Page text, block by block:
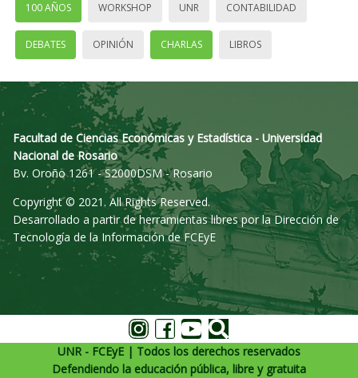
100 AÑOS WORKSHOP UNR CONTABILIDAD
DEBATES OPINIÓN CHARLAS LIBROS
Facultad de Ciencias Económicas y Estadística - Universidad
Nacional de Rosario
Bv. Oroño 1261 - S2000DSM - Rosario
Copyright © 2021. All Rights Reserved.
Desarrollado a partir de herramientas libres por la Dirección de
Tecnología de la Información de FCEyE
UNR - FCEyE | Todos los derechos reservados
Defendiendo la educación pública, libre y gratuita